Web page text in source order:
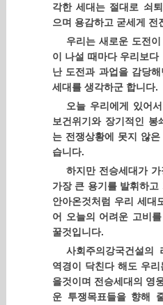
각한 세대는 절대로 쇠
으며 용감하고 굳세게 전
우리는 새로운 도전
이 나설 때마다 우리보
난 도전과 과업을 감당
세대를 생각하군 합니다.
오늘 우리에게 있어
보건위기와 장기적인
는 전쟁상황에 못지 않
습니다.
하지만 전승세대가
가장 큰 용기를 발휘하
안아온것처럼 우리 세대
어 오늘의 어려운 고비
꿀것입니다.
사회주의강국건설의
역경이 닥친다 해도 우
을것이며 전승세대의 영
운 투쟁목표들을 향해